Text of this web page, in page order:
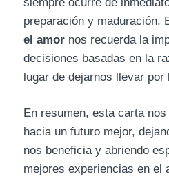
preparación y maduración.
el amor nos recuerda la
decisiones basadas en la
lugar de dejarnos llevar por
En resumen, esta carta
hacia un futuro mejor,
nos beneficia y abriendo
mejores experiencias en el